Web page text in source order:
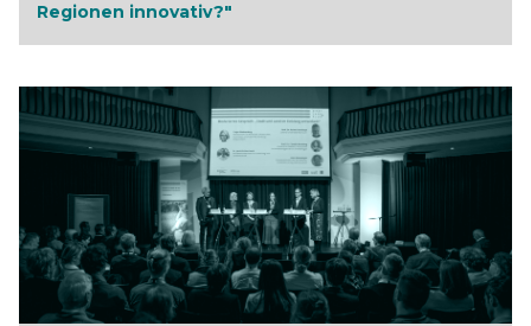
Regionen innovativ?"